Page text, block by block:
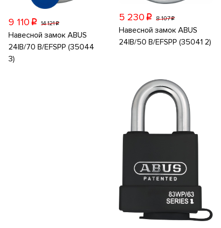
9 110 p 14 121p
Навесной замок ABUS
24IB/70 B/EFSPP (35044
3)
5 230 p 8 107p
Навесной замок ABUS
24IB/50 B/EFSPP (35041 2)